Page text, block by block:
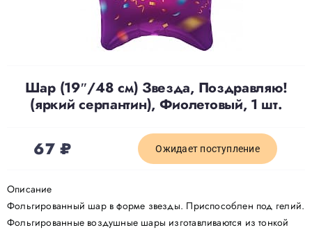
Отзывы
Контакты
Политика конфиденциальности
Шар (19″/48 см) Звезда, Поздравляю!
(яркий серпантин), Фиолетовый, 1 шт.
67₽ Ожидает поступление
Описание
Фольгированный шар в форме звезды. Приспособлен под гелий.
Фольгированные воздушные шары изготавливаются из тонкой